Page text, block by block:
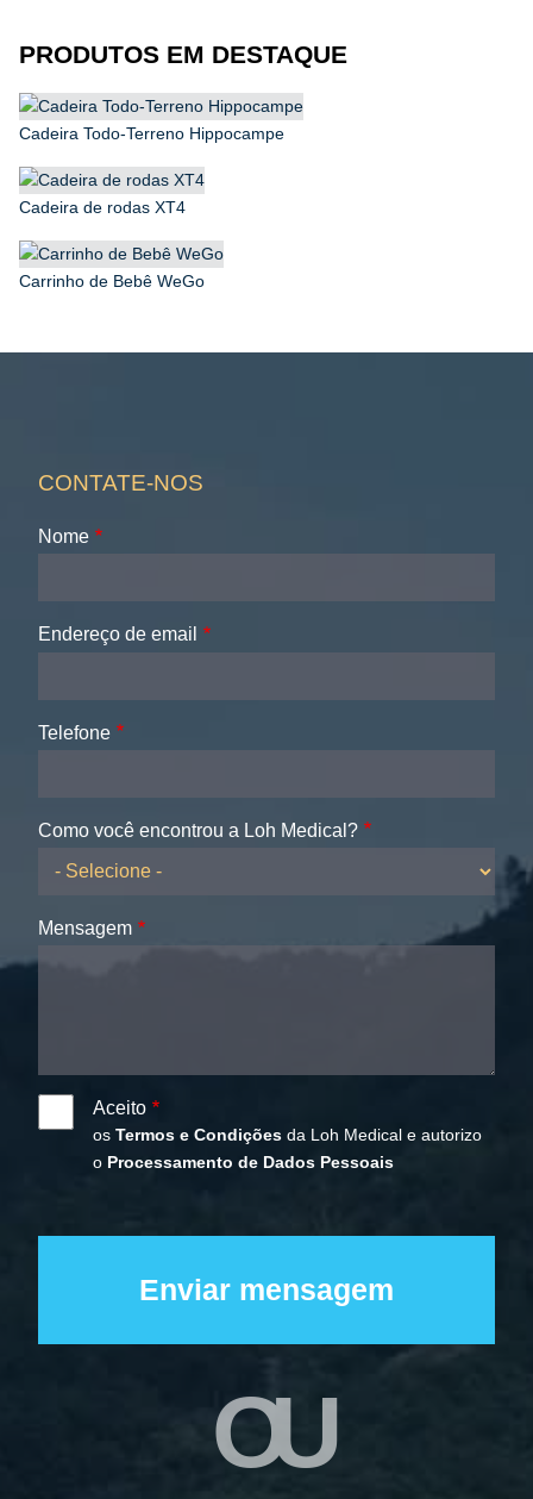
PRODUTOS EM DESTAQUE
Cadeira Todo-Terreno Hippocampe
Cadeira de rodas XT4
Carrinho de Bebê WeGo
CONTATE-NOS
Nome
Endereço de email
Telefone
Como você encontrou a Loh Medical?
Mensagem
Aceito
osTermos e Condições da Loh Medical e autorizo
o Processamento de Dados Pessoais
OU